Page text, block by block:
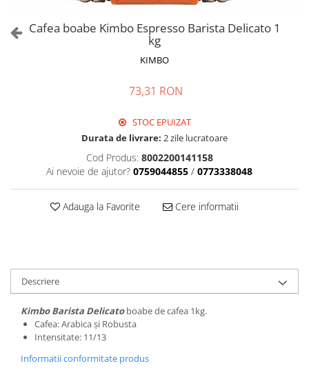
Cafea boabe Kimbo Espresso Barista Delicato 1
kg
KIMBO
73,31 RON
STOC EPUIZAT
Durata de livrare: 2 zile lucratoare
Cod Produs: 8002200141158
Ai nevoie de ajutor? 0759044855 / 0773338048
Adauga la Favorite Cere informatii
Descriere
Kimbo Barista Delicatoboabe de cafea 1kg.
Cafea: Arabica și Robusta
Intensitate: 11/13
Informatii conformitate produs